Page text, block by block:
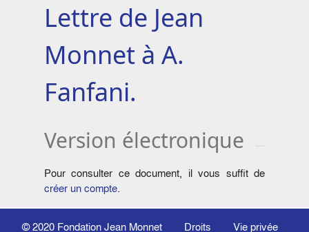
Lettre de Jean
Monnet à A.
Fanfani.
Version électronique
Pour consulter ce document, il vous suffit de
créer un compte.
© 2020 Fondation Jean Monnet Droits Vie privée